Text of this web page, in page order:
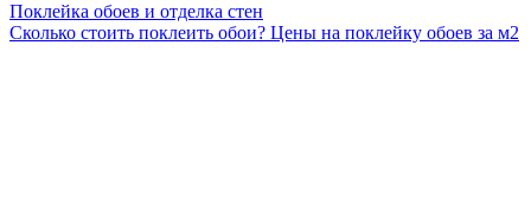
Поклейка обоев и отделка стен
Сколько стоить поклеить обои? Цены на поклейку обоев за м2